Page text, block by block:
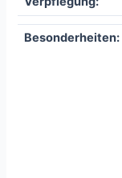
Besonderheiten: